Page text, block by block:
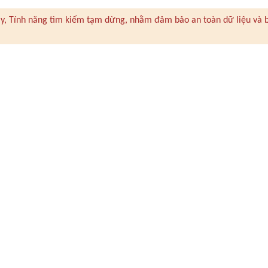
Tính năng tìm kiếm tạm dừng, nhằm đảm bảo an toàn dữ liệu và